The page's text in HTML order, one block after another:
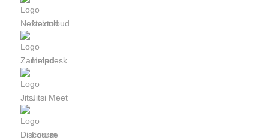
Nextcloud
Helpdesk
Jitsi Meet
Forum